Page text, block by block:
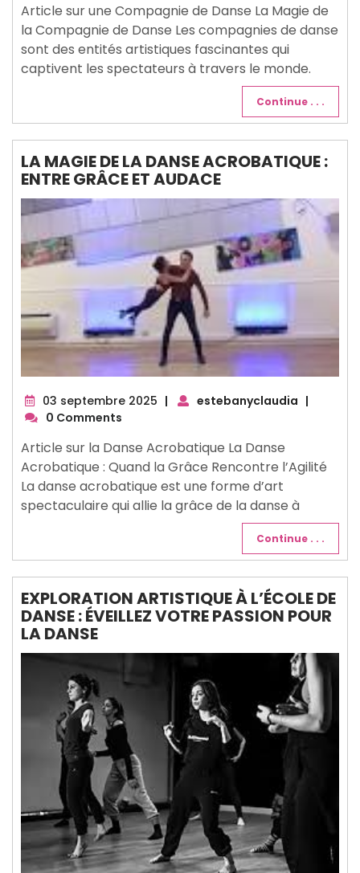
Article sur une Compagnie de Danse La Magie de
la Compagnie de Danse Les compagnies de danse
sont des entités artistiques fascinantes qui
captivent les spectateurs à travers le monde.
Continue . . .
LA MAGIE DE LA DANSE ACROBATIQUE :
ENTRE GRÂCE ET AUDACE
03 septembre 2025 03
| estebanyclaudia |
0 Comments
Article sur la Danse Acrobatique La Danse
Acrobatique : Quand la Grâce Rencontre l’Agilité
La danse acrobatique est une forme d’art
spectaculaire qui allie la grâce de la danse à
Continue . . .
EXPLORATION ARTISTIQUE À L’ÉCOLE DE
DANSE : ÉVEILLEZ VOTRE PASSION POUR
LA DANSE